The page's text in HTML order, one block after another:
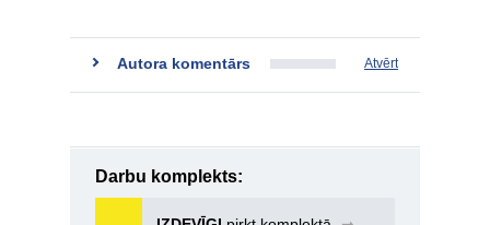
Autora komentārs Atvērt
Darbu komplekts: